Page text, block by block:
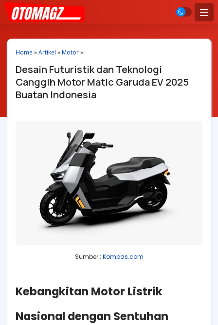
Home »Artikel »Motor»
Desain Futuristik dan Teknologi
Canggih Motor Matic Garuda EV 2025
Buatan Indonesia
Sumber : Kompas.com
Kebangkitan Motor Listrik
Nasional dengan Sentuhan